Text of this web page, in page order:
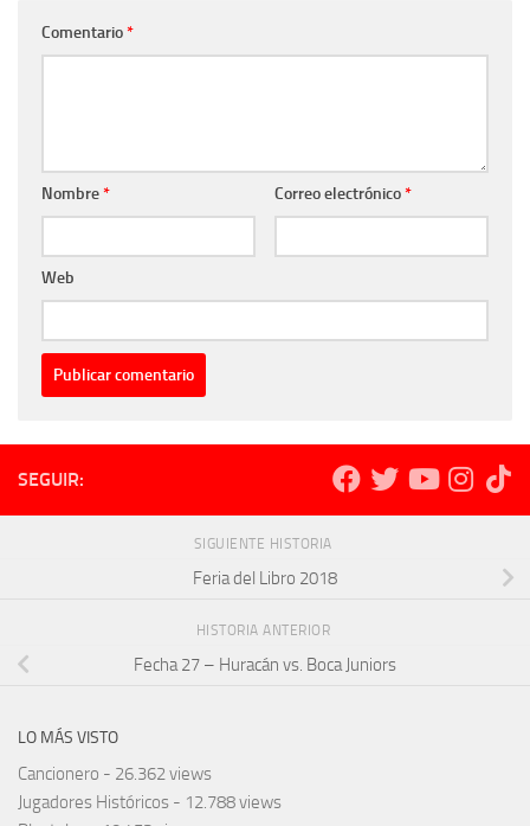
Comentario*
Nombre* Correo electrónico*
Web
SEGUIR:
SIGUIENTE HISTORIA
Feria del Libro 2018
HISTORIA ANTERIOR
Fecha 27 – Huracán vs. Boca Juniors
LO MÁS VISTO
Cancionero - 26.362 views
Jugadores Históricos - 12.788 views